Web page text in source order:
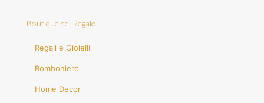
Boutique del Regalo
Regali e Gioielli
Bomboniere
Home Decor